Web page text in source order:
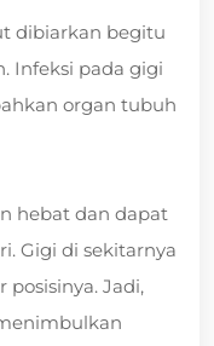
dibiarkan begitu
Infeksi pada gigi
organ tubuh
hebat dan dapat
Gigi di sekitarnya
posisinya. Jadi,